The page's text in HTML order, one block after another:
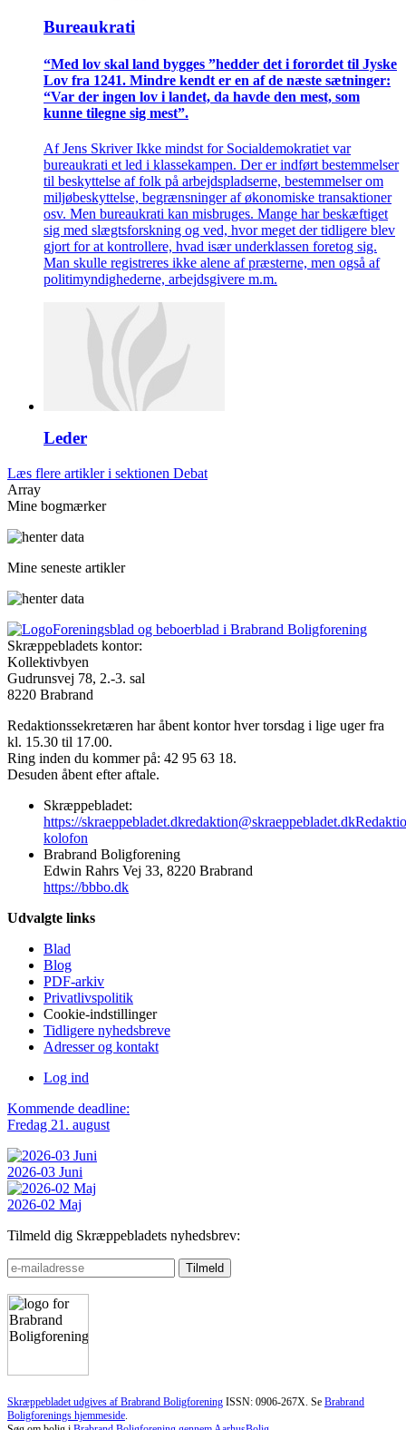
Bureaukrati
“Med lov skal land bygges ”hedder det i forordet til Jyske
Lov fra 1241. Mindre kendt er en af de næste sætninger:
“Var der ingen lov i landet, da havde den mest, som
kunne tilegne sig mest”.
Af Jens Skriver Ikke mindst for Socialdemokratiet var
bureaukrati et led i klassekampen. Der er indført bestemmelser
til beskyttelse af folk på arbejdspladserne, bestemmelser om
miljøbeskyttelse, begrænsninger af økonomiske transaktioner
osv. Men bureaukrati kan misbruges. Mange har beskæftiget
sig med slægtsforskning og ved, hvor meget der tidligere blev
gjort for at kontrollere, hvad især underklassen foretog sig.
Man skulle registreres ikke alene af præsterne, men også af
politimyndighederne, arbejdsgivere m.m.
Leder
Læs flere artikler i sektionen Debat
Array
Mine bogmærker
Mine seneste artikler
Foreningsblad og beboerblad i Brabrand Boligforening
Skræppebladets kontor:
Kollektivbyen
Gudrunsvej 78, 2.-3. sal
8220 Brabrand
Redaktionssekretæren har åbent kontor hver torsdag i lige uger fra
kl. 15.30 til 17.00.
Ring inden du kommer på: 42 95 63 18.
Desuden åbent efter aftale.
Skræppebladet:
https://skraeppebladet.dkredaktion@skraeppebladet.dk
kolofon
Brabrand Boligforening
Edwin Rahrs Vej 33, 8220 Brabrand
https://bbbo.dk
Udvalgte links
Blad
Blog
PDF-arkiv
Privatlivspolitik
Cookie-indstillinger
Tidligere nyhedsbreve
Adresser og kontakt
Log ind
Kommende deadline:
Fredag 21. august
2026-03 Juni
2026-02 Maj
Tilmeld dig Skræppebladets nyhedsbrev:
Skræppebladet udgives af Brabrand Boligforening ISSN: 0906-267X. Se Brabrand
Boligforenings hjemmeside.